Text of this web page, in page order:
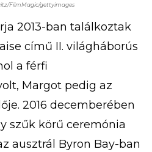
FilmMagic/gettyimages
2013-ban találkoztak
című II. világháborús
a férfi
Margot pedig az
2016 decemberében
szűk körű ceremónia
ausztrál Byron Bay-ban